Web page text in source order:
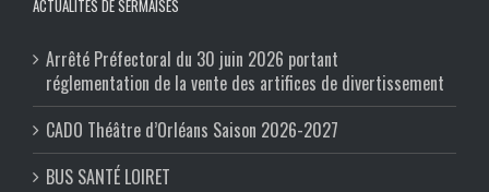
ACTUALITÉS DE SERMAISES
Arrêté Préfectoral du 30 juin 2026 portant
réglementation de la vente des artifices de divertissement
CADO Théâtre d’Orléans Saison 2026-2027
BUS SANTÉ LOIRET